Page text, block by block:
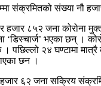
संक्रमितको संख्या नौ
हजार ८५२ जना कोरोना
‘डिस्चार्ज’ भएका छन् ।
पछिल्लो २४ घण्टामा मात्रै
छन ।
६२ जना सक्रिय